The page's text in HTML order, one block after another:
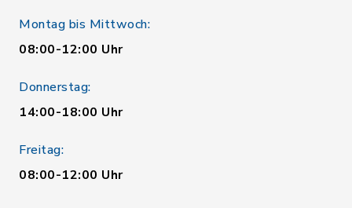
Montag bis Mittwoch:
08:00-12:00 Uhr
Donnerstag:
14:00-18:00 Uhr
Freitag:
08:00-12:00 Uhr